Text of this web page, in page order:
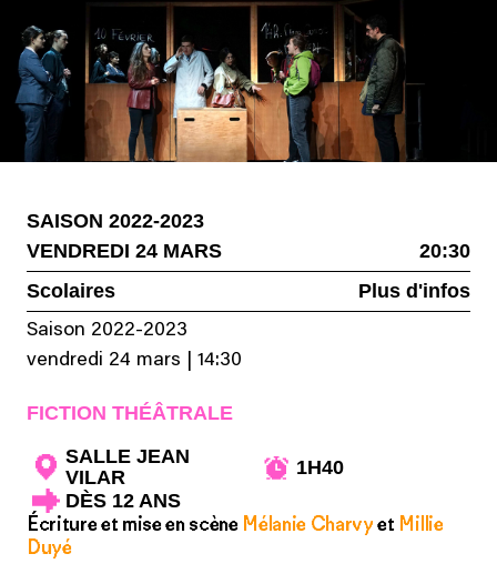
SAISON 2022-2023
VENDREDI 24 MARS
20:30
Scolaires
Plus d'infos
Saison 2022-2023
vendredi 24 mars
14:30
FICTION THÉÂTRALE
SALLE JEAN
VILAR
1H40
DÈS 12 ANS
Écriture et mise en scène Mélanie Charvyet Millie
Duyé